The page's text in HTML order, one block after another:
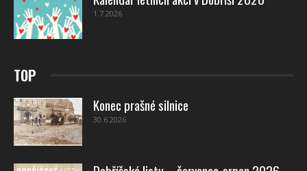
1.7.2026
TOP
Konec prašné silnice
30.6.2026